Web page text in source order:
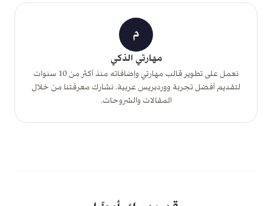
م
مهارتي الذكي
نعمل على تطوير قالب مهارتي وإضافاته منذ أكثر من 10 سنوات
لتقديم أفضل تجربة ووردبريس عربية. نشارك معرفتنا من خلال
المقالات والشروحات.